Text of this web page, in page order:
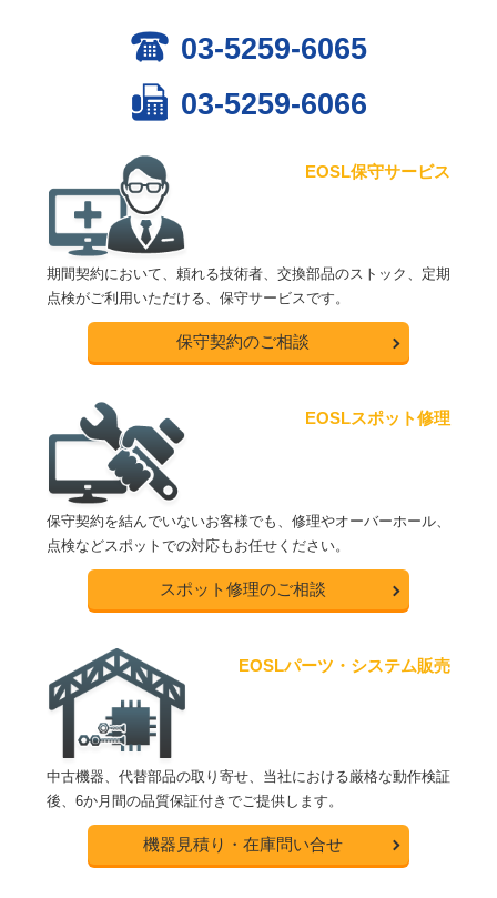
03-5259-6065
03-5259-6066
EOSL保守サービス
期間契約において、頼れる技術者、交換部品のストック、定期
点検がご利用いただける、保守サービスです。
保守契約のご相談
EOSLスポット修理
保守契約を結んでいないお客様でも、修理やオーバーホール、
点検などスポットでの対応もお任せください。
スポット修理のご相談
EOSLパーツ・システム販売
中古機器、代替部品の取り寄せ、当社における厳格な動作検証
後、6か月間の品質保証付きでご提供します。
機器見積り・在庫問い合せ